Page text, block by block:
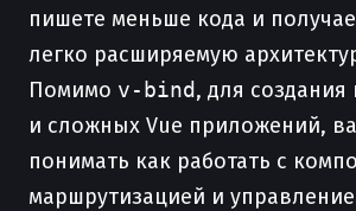
пишете меньше кода и
легко расширяемую
Помимо v-bind, для
и сложных Vue приложений,
понимать как работать с
маршрутизацией и